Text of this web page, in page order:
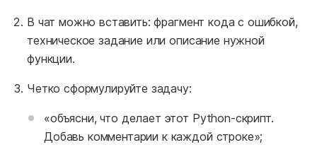
В чат можно вставить: фрагмент кода с ошибкой,
техническое задание или описание нужной
функции.
Четко сформулируйте задачу:
«объясни, что делает этот Python-скрипт.
Добавь комментарии к каждой строке»;